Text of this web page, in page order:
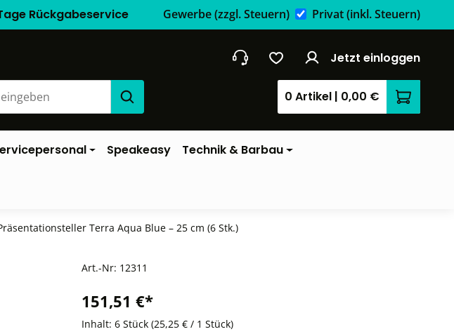
Rückgabeservice Gewerbe(zzgl. Steuern) Privat(inkl. Steuern)
Jetzt einloggen
0 Artikel | 0,00 €
Speakeasy Technik & Barbau
Terra Aqua Blue – 25 cm (6 Stk.)
Art.-Nr: 12311
151,51 €*
Inhalt: 6 Stück (25,25 € / 1 Stück)